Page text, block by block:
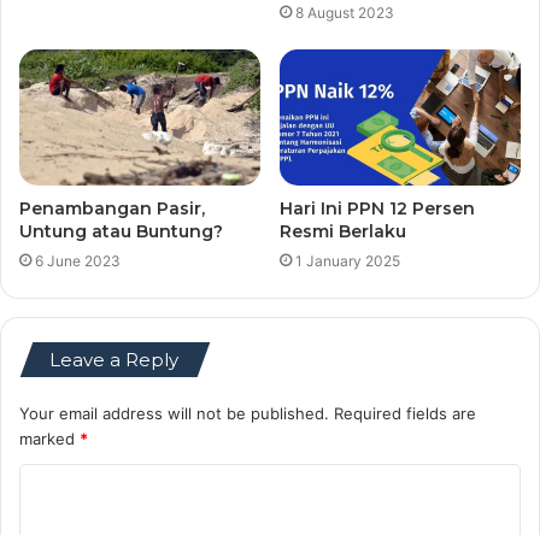
8 August 2023
Penambangan Pasir,
Untung atau Buntung?
6 June 2023
Hari Ini PPN 12 Persen
Resmi Berlaku
1 January 2025
Leave a Reply
Your email address will not be published. Required fields are
marked *